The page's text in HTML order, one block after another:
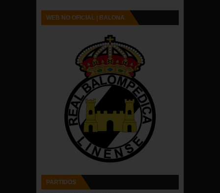
WEB NO OFICIAL | BALONA
PARTIDOS